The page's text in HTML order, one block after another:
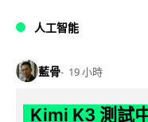
人工智能
藍骨 19 小時
Kimi K3 測試